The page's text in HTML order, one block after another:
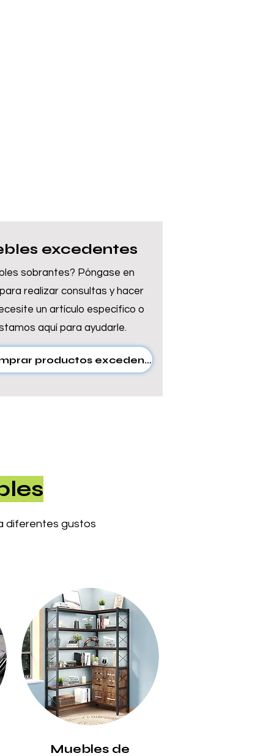
excedentes
sobrantes? Póngase en
realizar consultas y hacer
un artículo específico o
aquí para ayudarle.
Contáctenos para comprar productos excedentes
diferentes gustos
Muebles de